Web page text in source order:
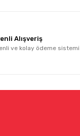
Alışveriş
ve kolay ödeme sistemi